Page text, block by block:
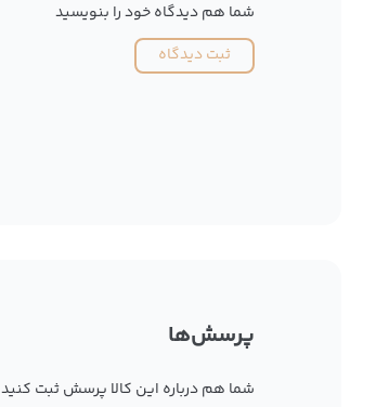
شما هم دیدگاه خود را بنویسید
ثبت دیدگاه
پرسش‌ها
شما هم درباره این کالا پرسش ثبت کنید